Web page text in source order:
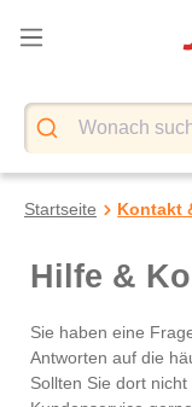
springen
Startseite Kontakt
Hilfe &
Sie haben eine
Antworten auf die
Sollten Sie dort